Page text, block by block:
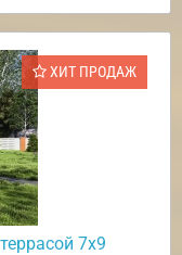
ХИТ ПРОДАЖ
7х9